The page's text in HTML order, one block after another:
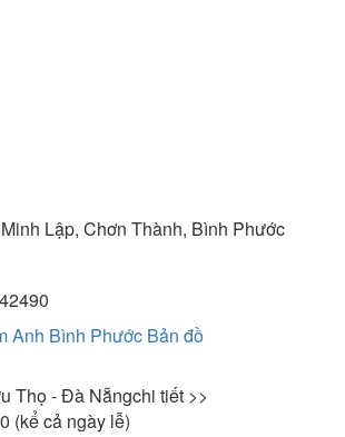
Lập, Chơn Thành, Bình Phước
Anh Bình Phước Bản đồ
Thọ - Đà Nẵngchi tiết >>
(kể cả ngày lễ)